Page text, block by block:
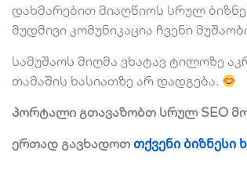
დახმარებით მიაღწიოს სრულ
მუდმივი კომუნიკაცია ჩვენი
სამუშაოს მიღმა ვხატავ ტილოზე
თამაშის ხასიათზე არ დადგება.
პორტალი გთავაზობთ სრულ SEO
ერთად გავხადოთ თქვენი ბიზნესი